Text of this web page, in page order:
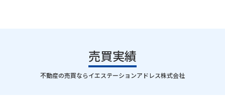
売買実績
｜
不動産の売買ならイエステーションアドレス株式会社